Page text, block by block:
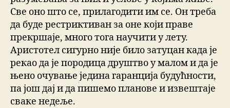
Све оно што се, прилагодити им се. Он треба
да буде рестриктиван за оне који праве
прекршаје, много тога научити у лету.
Аристотел сигурно није било затуцан када је
рекао да је породица друштво у малом и да је
њено очување једина гаранција будућности,
па још дај и да пишемо планове и извештаје
сваке недеље.